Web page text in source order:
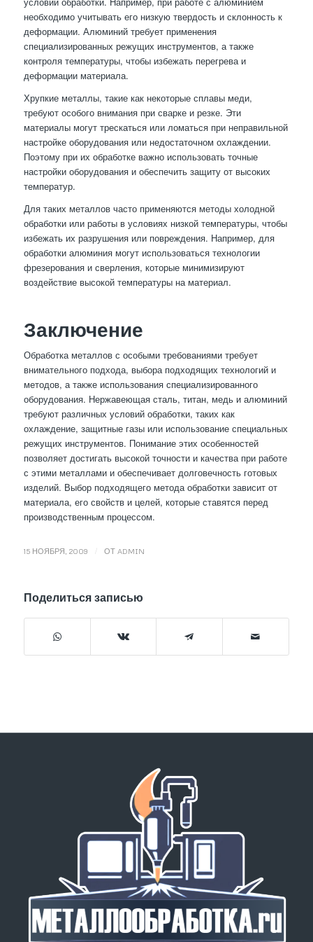
необходимо учитывать его низкую твердость и склонность к
деформации. Алюминий требует применения
специализированных режущих инструментов, а также
контроля температуры, чтобы избежать перегрева и
деформации материала.
Хрупкие металлы, такие как некоторые сплавы меди,
требуют особого внимания при сварке и резке. Эти
материалы могут трескаться или ломаться при неправильной
настройке оборудования или недостаточном охлаждении.
Поэтому при их обработке важно использовать точные
настройки оборудования и обеспечить защиту от высоких
температур.
Для таких металлов часто применяются методы холодной
обработки или работы в условиях низкой температуры, чтобы
избежать их разрушения или повреждения. Например, для
обработки алюминия могут использоваться технологии
фрезерования и сверления, которые минимизируют
воздействие высокой температуры на материал.
Заключение
Обработка металлов с особыми требованиями требует
внимательного подхода, выбора подходящих технологий и
методов, а также использования специализированного
оборудования. Нержавеющая сталь, титан, медь и алюминий
требуют различных условий обработки, таких как
охлаждение, защитные газы или использование специальных
режущих инструментов. Понимание этих особенностей
позволяет достигать высокой точности и качества при работе
с этими металлами и обеспечивает долговечность готовых
изделий. Выбор подходящего метода обработки зависит от
материала, его свойств и целей, которые ставятся перед
производственным процессом.
15 НОЯБРЯ, 2009 ОТ ADMIN
Поделиться записью